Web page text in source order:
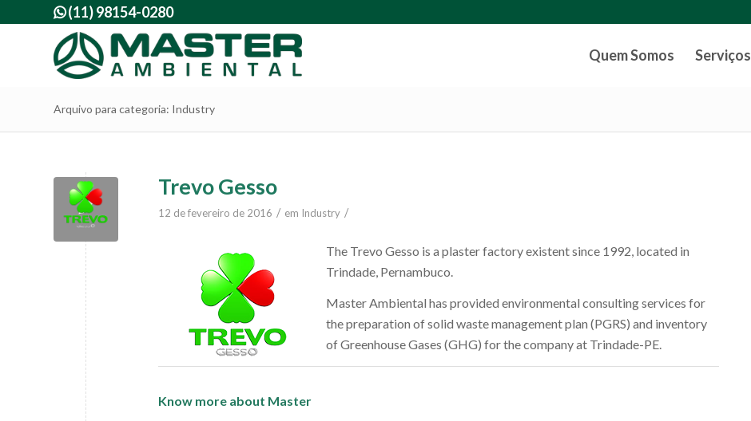
(11) 98154-0280
Quem Somos Serviços
Arquivo para categoria: Industry
Trevo Gesso
12 de fevereiro de 2016 / em Industry /
The Trevo Gesso is a plaster factory existent since 1992, located in
Trindade, Pernambuco.
Master Ambiental has provided environmental consulting services for
the preparation of solid waste management plan (PGRS) and inventory
of Greenhouse Gases (GHG) for the company at Trindade-PE.
Know more about Master